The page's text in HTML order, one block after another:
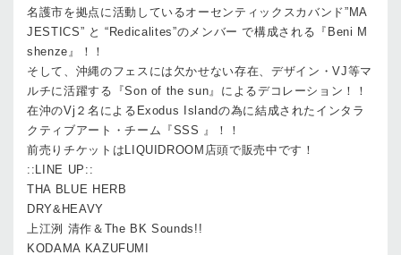
名護市を拠点に活動しているオーセンティックスカバンド”MA
JESTICS” と “Redicalites”のメンバー で構成される『Beni M
shenze』！！
そして、沖縄のフェスには欠かせない存在、デザイン・VJ等マ
ルチに活躍する『Son of the sun』によるデコレーション！！
在沖のVj２名によるExodus Islandの為に結成されたインタラ
クティブアート・チーム『SSS 』！！
前売りチケットはLIQUIDROOM店頭で販売中です！
::LINE UP::
THA BLUE HERB
DRY&HEAVY
上江洌 清作＆The BK Sounds!!
KODAMA KAZUFUMI